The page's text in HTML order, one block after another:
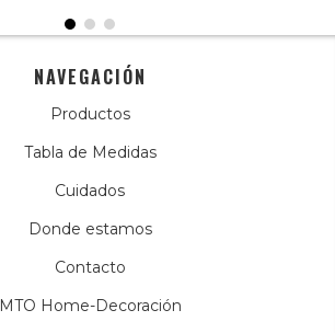
NAVEGACIÓN
Productos
Tabla de Medidas
Cuidados
Donde estamos
Contacto
MTO Home-Decoración